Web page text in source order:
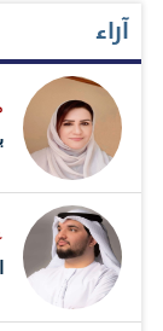
للتطبيق،
ككل، لا سيما
الاصطناعي
التفاعل بشكل
آراء